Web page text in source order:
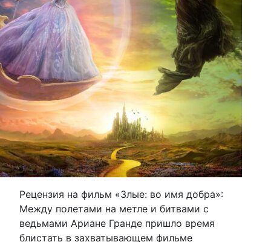
Рецензия на фильм «Злые: во имя добра»:
Между полетами на метле и битвами с
ведьмами Ариане Гранде пришло время
блистать в захватывающем фильме